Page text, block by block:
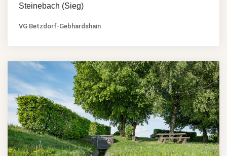
Steinebach (Sieg)
VG Betzdorf-Gebhardshain